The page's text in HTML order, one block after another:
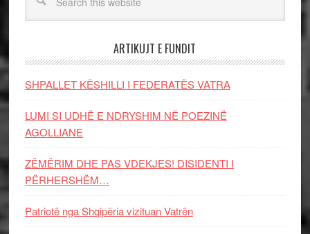
ARTIKUJT E FUNDIT
SHPALLET KËSHILLI I FEDERATËS VATRA
LUMI SI UDHË E NDRYSHIM NË POEZINË
AGOLLIANE
ZËMËRIM DHE PAS VDEKJES! DISIDENTI I
PËRHERSHËM…
Patriotë nga Shqipëria vizituan Vatrën